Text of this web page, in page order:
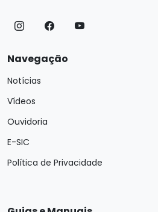
Navegação
Notícias
Vídeos
Ouvidoria
E-SIC
Política de Privacidade